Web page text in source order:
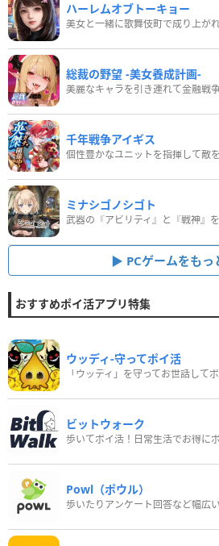
ハーレムオブトーキョー
美女と一緒に歌舞伎町で成り上がれ
総裁の野望 -美女養成計画-
美麗なキャラを引き連れて金融戦
千年戦争アイギス
個性豊かなユニットを指揮して敵
ミナシゴノシゴト
PCゲームをもっ
おすすめポイ活アプリ特集
ウッディ‐守ってポイ活
「ウッディ」を守ってお世話して
ビットウォーク
Powl（ポウル）